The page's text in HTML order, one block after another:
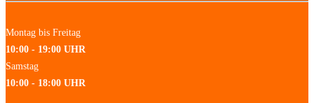
Montag bis Freitag
10:00 - 19:00 UHR
Samstag
10:00 - 18:00 UHR